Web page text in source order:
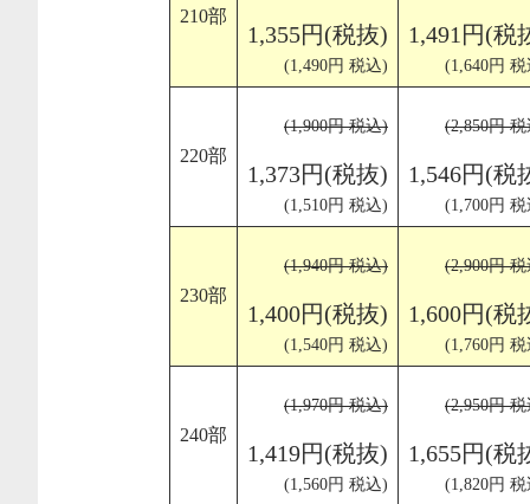
210部
1,355円(税抜)
(1,490円 税込)
1,491円(税
(1,640円
220部
(1,900円 税込)
1,373円(税抜)
(1,510円 税込)
(2,850円
1,546円(税
(1,700円
230部
(1,940円 税込)
1,400円(税抜)
(1,540円 税込)
(2,900円
1,600円(税
(1,760円
240部
(1,970円 税込)
1,419円(税抜)
(1,560円 税込)
(2,950円
1,655円(税
(1,820円